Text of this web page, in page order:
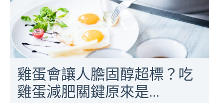
雞蛋會讓人膽固醇超標？吃
雞蛋減肥關鍵原來是...